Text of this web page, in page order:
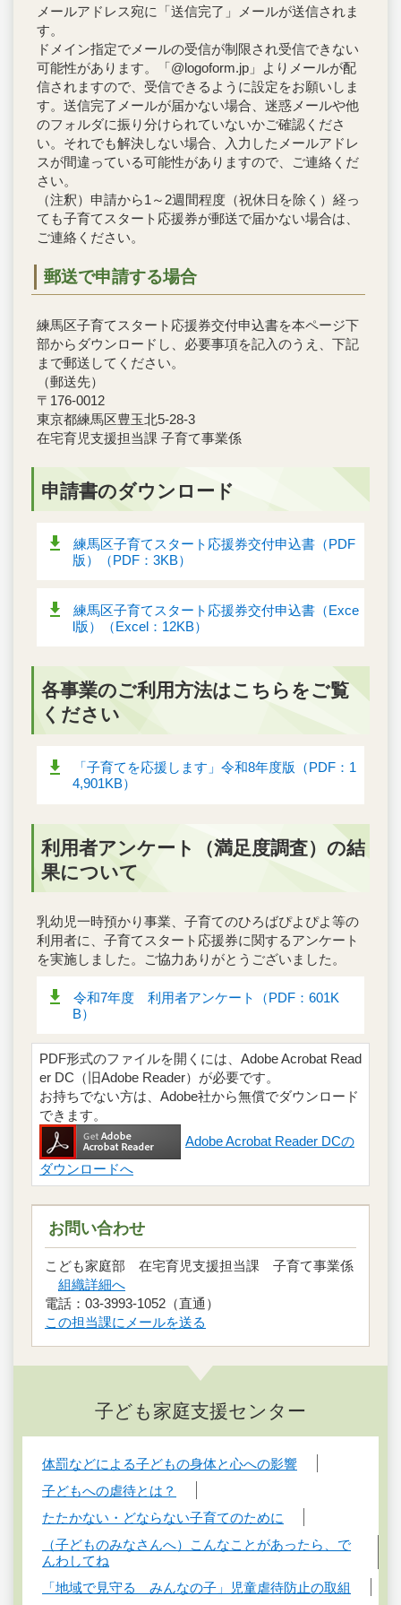
メールアドレス宛に「送信完了」メールが送信されま
す。
ドメイン指定でメールの受信が制限され受信できない
可能性があります。「@logoform.jp」よりメールが配
信されますので、受信できるように設定をお願いしま
す。送信完了メールが届かない場合、迷惑メールや他
のフォルダに振り分けられていないかご確認くださ
い。それでも解決しない場合、入力したメールアドレ
スが間違っている可能性がありますので、ご連絡くだ
さい。
（注釈）申請から1～2週間程度（祝休日を除く）経っ
ても子育てスタート応援券が郵送で届かない場合は、
ご連絡ください。
郵送で申請する場合
練馬区子育てスタート応援券交付申込書を本ページ下
部からダウンロードし、必要事項を記入のうえ、下記
まで郵送してください。
（郵送先）
〒176-0012
東京都練馬区豊玉北5-28-3
在宅育児支援担当課 子育て事業係
申請書のダウンロード
練馬区子育てスタート応援券交付申込書（PDF
版）（PDF：3KB）
練馬区子育てスタート応援券交付申込書（Exce
l版）（Excel：12KB）
各事業のご利用方法はこちらをご覧
ください
「子育てを応援します」令和8年度版（PDF：1
4,901KB）
利用者アンケート（満足度調査）の結
果について
乳幼児一時預かり事業、子育てのひろばぴよぴよ等の
利用者に、子育てスタート応援券に関するアンケート
を実施しました。ご協力ありがとうございました。
令和7年度 利用者アンケート（PDF：601K
B）
PDF形式のファイルを開くには、Adobe Acrobat Read
er DC（旧Adobe Reader）が必要です。
お持ちでない方は、Adobe社から無償でダウンロード
できます。
Adobe Acrobat Reader DCの
ダウンロードへ
お問い合わせ
こども家庭部 在宅育児支援担当課 子育て事業係
組織詳細へ
電話：03-3993-1052（直通）
この担当課にメールを送る
子ども家庭支援センター
体罰などによる子どもの身体と心への影響
子どもへの虐待とは？
たたかない・どならない子育てのために
（子どものみなさんへ）こんなことがあったら、で
んわしてね
「地域で見守る みんなの子」児童虐待防止の取組